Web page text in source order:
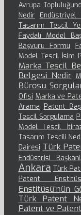
Avrupa
Nedir Endüstriyel
Tasarım Tescil
Faydalı Model
Başvuru Formu
Model Tescil İsim
Marka Tescil
Belgesi Nedir
Bürosu
Ofisi Marka ve
Arama Patent
Tescil Sorgulama
Model Tescil
Tasarım Tescili
Dairesi Türk
Endüstrisi
Ankara Türk
Patent
Enstitüsü’nün
Türk Patent
Patent ve